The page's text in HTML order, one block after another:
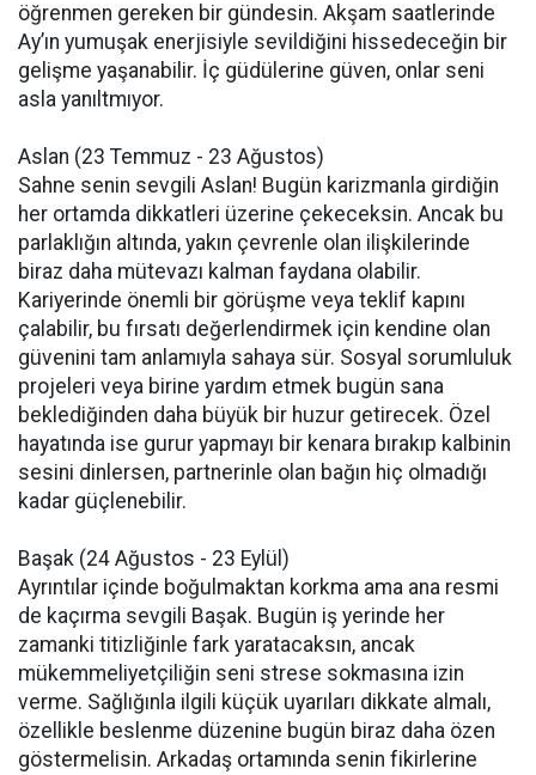
öğrenmen gereken bir gündesin. Akşam saatlerinde
Ay’ın yumuşak enerjisiyle sevildiğini hissedeceğin bir
gelişme yaşanabilir. İç güdülerine güven, onlar seni
asla yanıltmıyor.
Aslan (23 Temmuz - 23 Ağustos)
Sahne senin sevgili Aslan! Bugün karizmanla girdiğin
her ortamda dikkatleri üzerine çekeceksin. Ancak bu
parlaklığın altında, yakın çevrenle olan ilişkilerinde
biraz daha mütevazı kalman faydana olabilir.
Kariyerinde önemli bir görüşme veya teklif kapını
çalabilir, bu fırsatı değerlendirmek için kendine olan
güvenini tam anlamıyla sahaya sür. Sosyal sorumluluk
projeleri veya birine yardım etmek bugün sana
beklediğinden daha büyük bir huzur getirecek. Özel
hayatında ise gurur yapmayı bir kenara bırakıp kalbinin
sesini dinlersen, partnerinle olan bağın hiç olmadığı
kadar güçlenebilir.
Başak (24 Ağustos - 23 Eylül)
Ayrıntılar içinde boğulmaktan korkma ama ana resmi
de kaçırma sevgili Başak. Bugün iş yerinde her
zamanki titizliğinle fark yaratacaksın, ancak
mükemmeliyetçiliğin seni strese sokmasına izin
verme. Sağlığınla ilgili küçük uyarıları dikkate almalı,
özellikle beslenme düzenine bugün biraz daha özen
göstermelisin. Arkadaş ortamında senin fikirlerine